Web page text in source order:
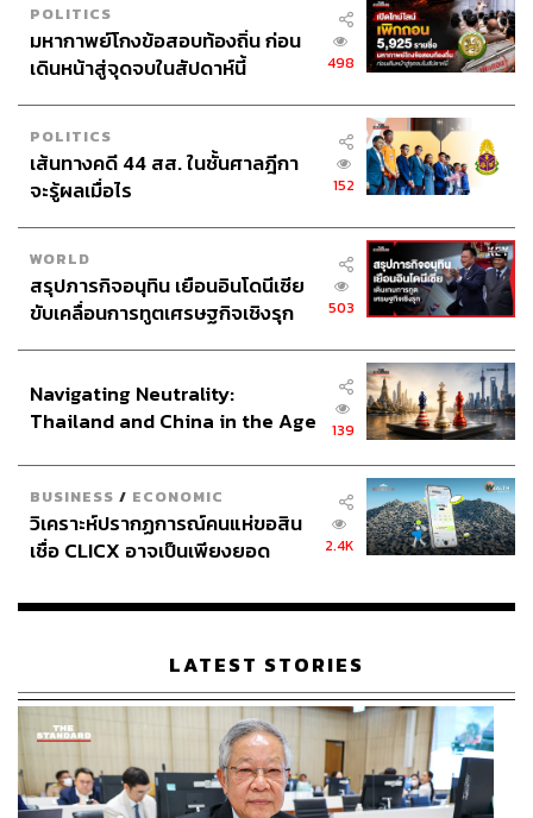
POLITICS
มหากาพย์โกงข้อสอบท้องถิ่น ก่อน
เดินหน้าสู่จุดจบในสัปดาห์นี้
498
POLITICS
เส้นทางคดี 44 สส. ในชั้นศาลฎีกา
จะรู้ผลเมื่อไร
152
WORLD
สรุปภารกิจอนุทิน เยือนอินโดนีเซีย
ขับเคลื่อนการทูตเศรษฐกิจเชิงรุก
503
Navigating Neutrality:
Thailand and China in the Age
139
BUSINESS / ECONOMIC
วิเคราะห์ปรากฏการณ์คนแห่ขอสิน
เชื่อ CLICX อาจเป็นเพียงยอด
เรือนไทยที่ถูกซุกไว้
2.4K
LATEST STORIES